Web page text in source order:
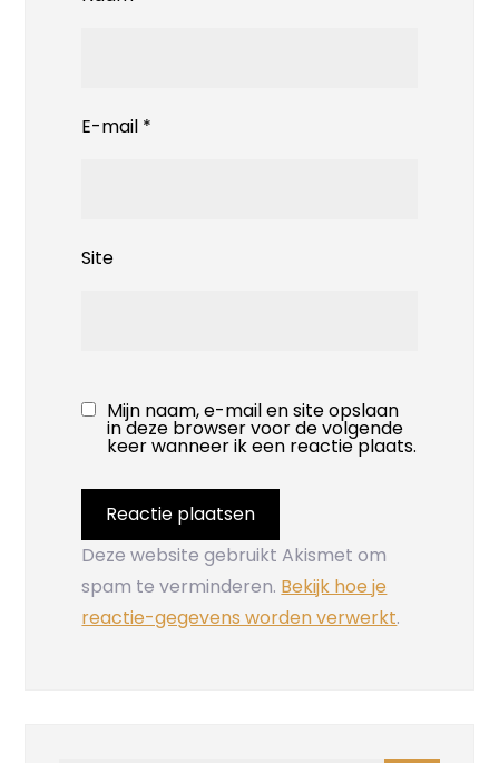
E-mail *
Site
Mijn naam, e-mail en site opslaan
in deze browser voor de volgende
keer wanneer ik een reactie plaats.
Deze website gebruikt Akismet om
spam te verminderen. Bekijk hoe je
reactie-gegevens worden verwerkt.